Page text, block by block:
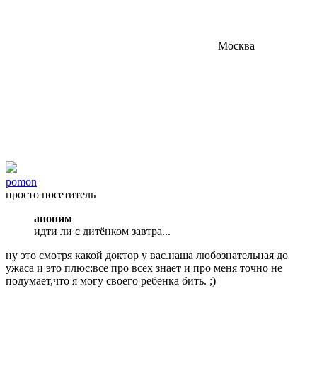
Москва
pomon
просто посетитель
аноним
идти ли с дитёнком завтра...
ну это смотря какой доктор у вас.наша любознательная до
ужаса и это плюс:все про всех знает и про меня точно не
подумает,что я могу своего ребенка бить. ;)